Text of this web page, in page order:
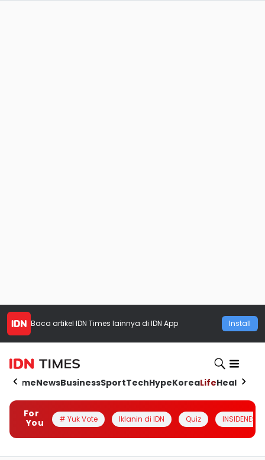
Baca artikel IDN Times lainnya di IDN App Install
HomeNewsBusinessSportTechHypeKoreaLifeHealth
For
You
# Yuk Vote Iklanin di IDN Quiz INSIDENESIA